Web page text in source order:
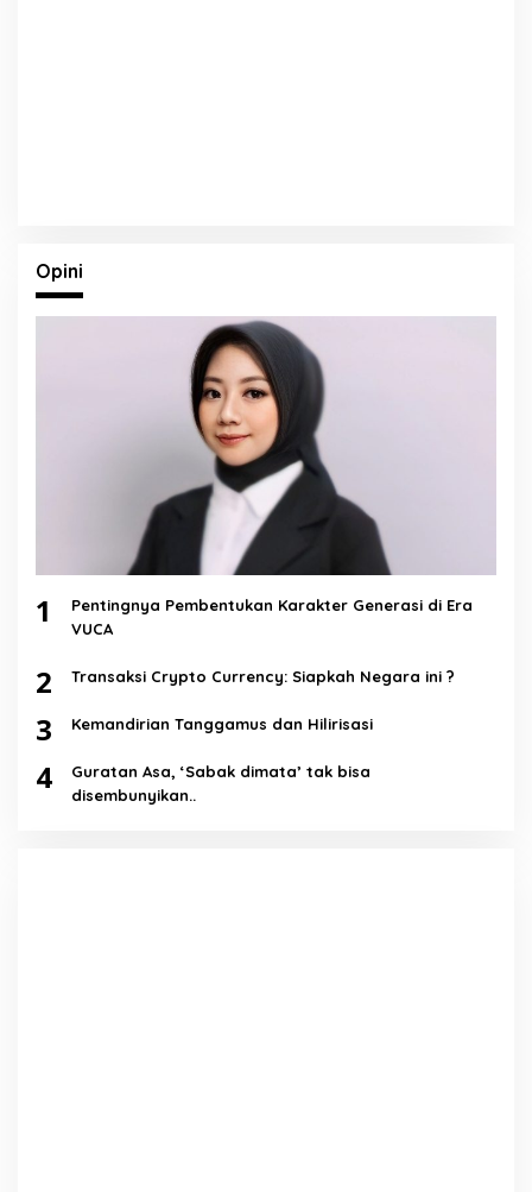
Opini
1
Pentingnya Pembentukan Karakter Generasi di Era
VUCA
2 Transaksi Crypto Currency: Siapkah Negara ini ?
3 Kemandirian Tanggamus dan Hilirisasi
4
Guratan Asa, ‘Sabak dimata’ tak bisa
disembunyikan..